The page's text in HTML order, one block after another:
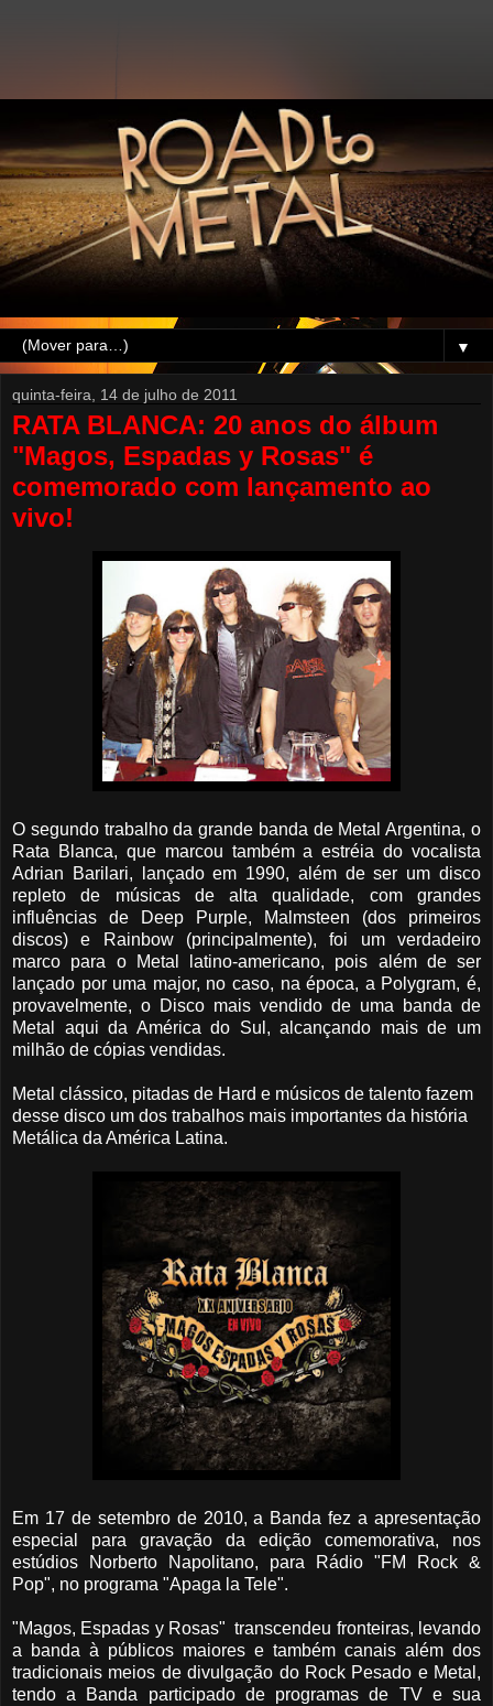
▼
quinta-feira, 14 de julho de 2011
RATA BLANCA: 20 anos do álbum
"Magos, Espadas y Rosas" é
comemorado com lançamento ao
vivo!
O segundo trabalho da grande banda de Metal Argentina, o
Rata Blanca, que marcou também a estréia do vocalista
Adrian Barilari, lançado em 1990, além de ser um disco
repleto de músicas de alta qualidade, com grandes
influências de Deep Purple, Malmsteen (dos primeiros
discos) e Rainbow (principalmente), foi um verdadeiro
marco para o Metal latino-americano, pois além de ser
lançado por uma major, no caso, na época, a Polygram, é,
provavelmente, o Disco mais vendido de uma banda de
Metal aqui da América do Sul, alcançando mais de um
milhão de cópias vendidas.
Metal clássico, pitadas de Hard e músicos de talento fazem
desse disco um dos trabalhos mais importantes da história
Metálica da América Latina.
Em 17 de setembro de 2010, a Banda fez a apresentação
especial para gravação da edição comemorativa, nos
estúdios Norberto Napolitano, para Rádio "FM Rock &
Pop", no programa "Apaga la Tele".
"Magos, Espadas y Rosas" transcendeu fronteiras, levando
a banda à públicos maiores e também canais além dos
tradicionais meios de divulgação do Rock Pesado e Metal,
tendo a Banda participado de programas de TV e sua